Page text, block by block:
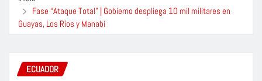
Fase “Ataque Total” | Gobierno despliega 10 mil militares en
Guayas, Los Ríos y Manabí
ECUADOR